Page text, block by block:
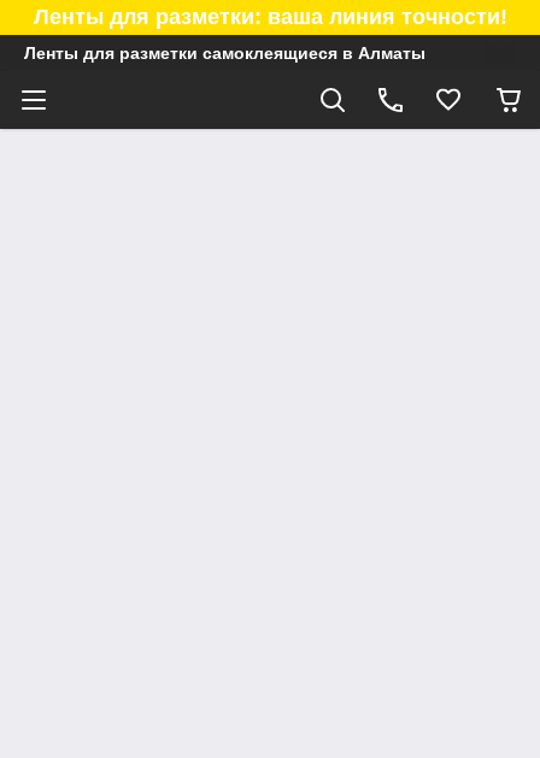
Ленты для разметки: ваша линия точности!
Ленты для разметки самоклеящиеся в Алматы